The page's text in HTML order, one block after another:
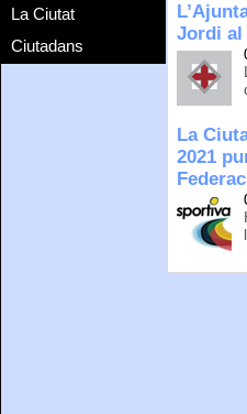
La Ciutat
Ciutadans
Jordi al
La
2021